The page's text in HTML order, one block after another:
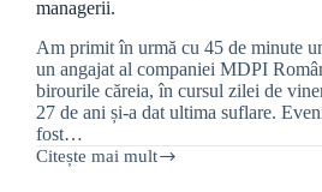
managerii.
Am primit în urmă cu 45 de minute
un angajat al companiei MDPI
birourile căreia, în cursul zilei de
27 de ani și-a dat ultima suflare.
fost…
Citește mai mult
Infarct